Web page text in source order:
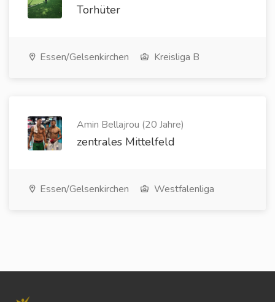
Torhüter
Essen/Gelsenkirchen Kreisliga B
Amin Bellajrou (20 Jahre)
zentrales Mittelfeld
Essen/Gelsenkirchen Westfalenliga